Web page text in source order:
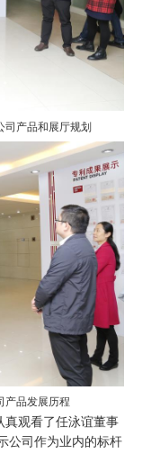
产品和展厅规划
产品发展历程
真观看了任泳谊董事
公司作为业内的标杆